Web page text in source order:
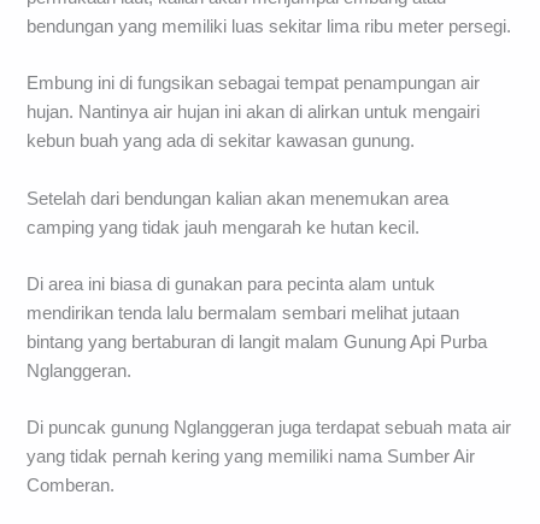
bendungan yang memiliki luas sekitar lima ribu meter persegi.
Embung ini di fungsikan sebagai tempat penampungan air
hujan. Nantinya air hujan ini akan di alirkan untuk mengairi
kebun buah yang ada di sekitar kawasan gunung.
Setelah dari bendungan kalian akan menemukan area
camping yang tidak jauh mengarah ke hutan kecil.
Di area ini biasa di gunakan para pecinta alam untuk
mendirikan tenda lalu bermalam sembari melihat jutaan
bintang yang bertaburan di langit malam Gunung Api Purba
Nglanggeran.
Di puncak gunung Nglanggeran juga terdapat sebuah mata air
yang tidak pernah kering yang memiliki nama Sumber Air
Comberan.